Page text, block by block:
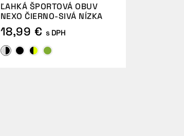
ĽAHKÁ ŠPORTOVÁ OBUV
NEXO ČIERNO-SIVÁ NÍZKA
18,99 € s DPH